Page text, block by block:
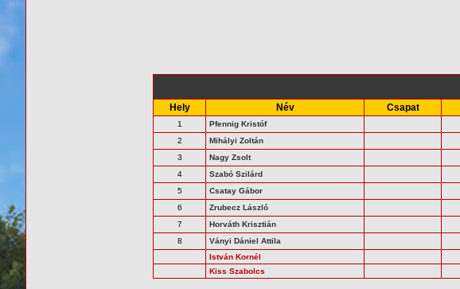
Hely Név Csapat
1 Pfennig Kristóf
2
Mihályi Zoltán
3
Nagy Zsolt
4
Szabó Szilárd
5
Csatay Gábor
6
Zrubecz László
7
Horváth Krisztián
8
Ványi Dániel Attila
István Kornél
Kiss Szabolcs